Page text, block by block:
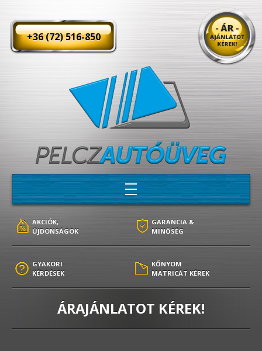
+36 (72) 516-850
AKCIÓK,
ÚJDONSÁGOK
GARANCIA &
MINŐSÉG
GYAKORI
KÉRDÉSEK
KŐNYOM
MATRICÁT KÉREK
ÁRAJÁNLATOT KÉREK!